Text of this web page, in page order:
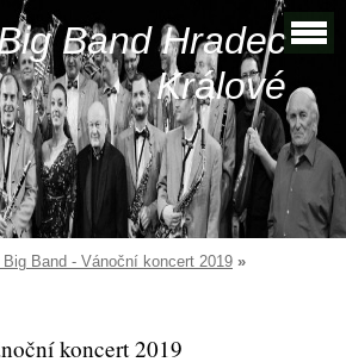
Band Hradec
Králové
Big Band - Vánoční koncert 2019 »
koncert 2019